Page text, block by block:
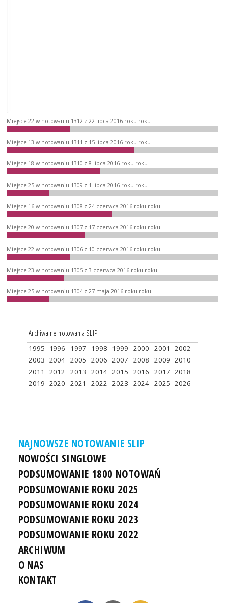
Miejsce 22 w notowaniu 1312 z 22 lipca 2016 roku roku
Miejsce 13 w notowaniu 1311 z 15 lipca 2016 roku roku
Miejsce 18 w notowaniu 1310 z 8 lipca 2016 roku roku
Miejsce 25 w notowaniu 1309 z 1 lipca 2016 roku roku
Miejsce 16 w notowaniu 1308 z 24 czerwca 2016 roku roku
Miejsce 20 w notowaniu 1307 z 17 czerwca 2016 roku roku
Miejsce 22 w notowaniu 1306 z 10 czerwca 2016 roku roku
Miejsce 23 w notowaniu 1305 z 3 czerwca 2016 roku roku
Miejsce 25 w notowaniu 1304 z 27 maja 2016 roku roku
Archiwalne notowania SLIP
1995 1996 1997 1998 1999 2000 2001
2002
2003 2004 2005 2006 2007 2008 2009 2010
2011
2012 2013 2014 2015 2016 2017 2018
2019 2020 2021 2022 2023 2024 2025 2026
NAJNOWSZE NOTOWANIE SLIP
NOWOŚCI SINGLOWE
PODSUMOWANIE 1800 NOTOWAŃ
PODSUMOWANIE ROKU 2025
PODSUMOWANIE ROKU 2024
PODSUMOWANIE ROKU 2023
PODSUMOWANIE ROKU 2022
ARCHIWUM
O NAS
KONTAKT